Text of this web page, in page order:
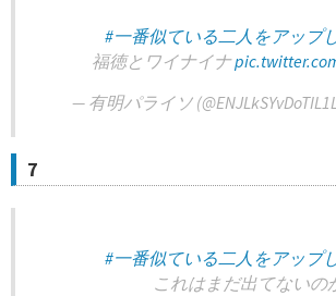
#一番似ている二人をアップ
福徳とワイナイナ
— 有明パライソ
7
#一番似ている二人をアップ
これはまだ出てないの